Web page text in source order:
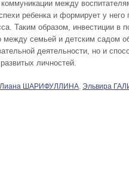
коммуникации между
ребенка и формирует у него
Таким образом, инвестиции в
между семьей и детским садом
деятельности, но и
личностей.
Лиана ШАРИФУЛЛИНА, Эльвира